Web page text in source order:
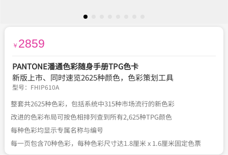
￥ 2859
PANTONE潘通色彩随身手册TPG色卡
新版上市、同时速览2625种颜色，色彩策划工具
型号： FHIP610A
整套共2625种色彩，包括系统中315种市场流行的新色彩
改进的色彩布局可按色相排列查到所有2,625种TPG颜色
每种色彩均显示专属名称与编号
每一页包含70种色彩，每种色彩尺寸达1.8厘米 x 1.6厘米固定色票